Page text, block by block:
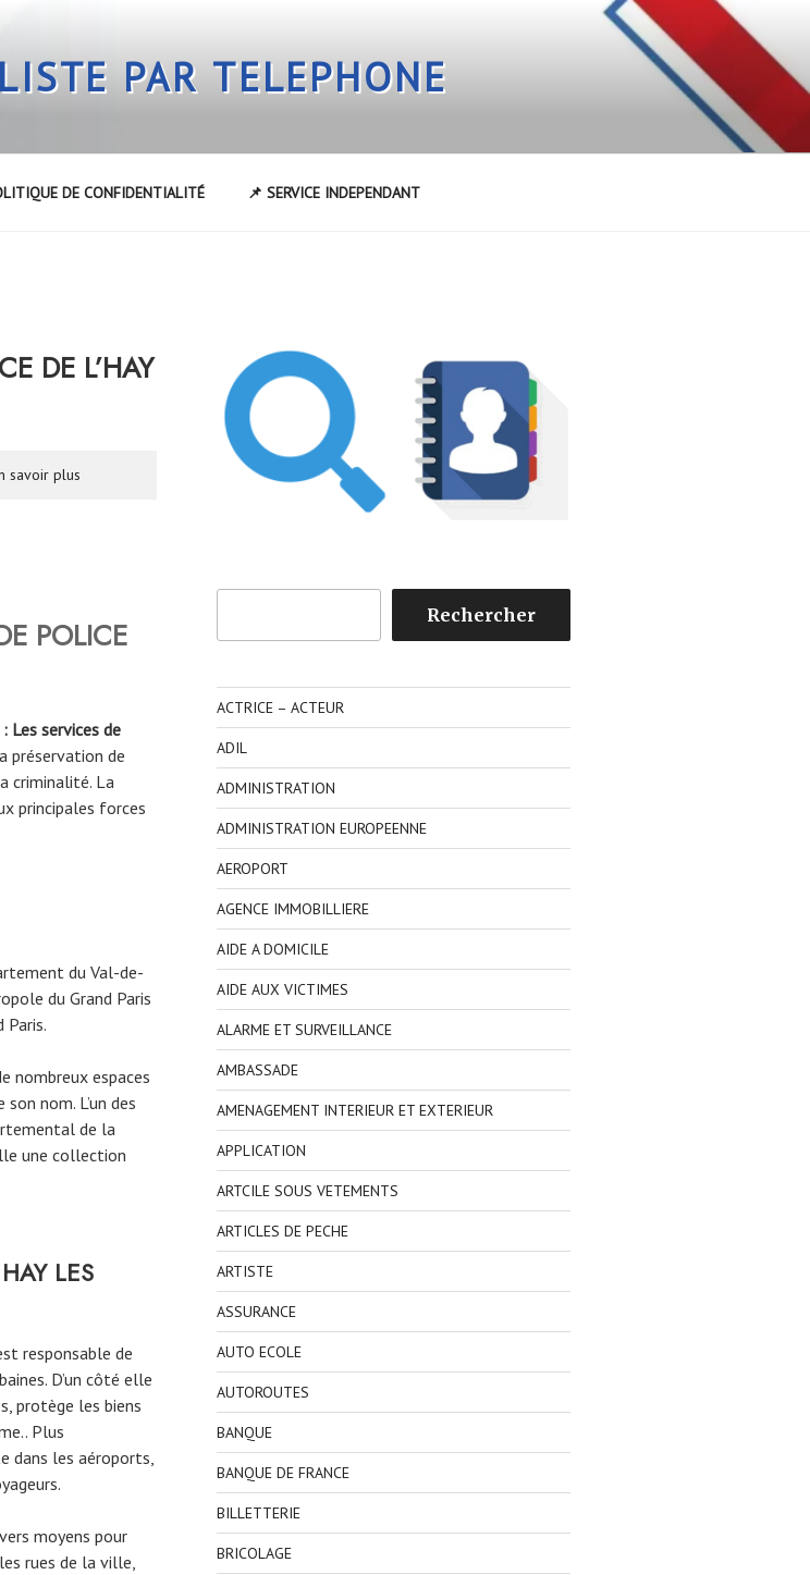
PAR TELEPHONE
DE CONFIDENTIALITÉ 📌 SERVICE INDEPENDANT
DE L’HAY
savoir plus
POLICE
: Les services de
préservation de
criminalité. La
principales forces
du Val-de-
du Grand Paris
nombreux espaces
nom. L’un des
de la
une collection
HAY LES
responsable de
D’un côté elle
protège les biens
Plus
dans les aéroports,
moyens pour
rues de la ville,
Rechercher
ACTRICE – ACTEUR
ADIL
ADMINISTRATION
ADMINISTRATION EUROPEENNE
AEROPORT
AGENCE IMMOBILLIERE
AIDE A DOMICILE
AIDE AUX VICTIMES
ALARME ET SURVEILLANCE
AMBASSADE
AMENAGEMENT INTERIEUR ET EXTERIEUR
APPLICATION
ARTCILE SOUS VETEMENTS
ARTICLES DE PECHE
ARTISTE
ASSURANCE
AUTO ECOLE
AUTOROUTES
BANQUE
BANQUE DE FRANCE
BILLETTERIE
BRICOLAGE